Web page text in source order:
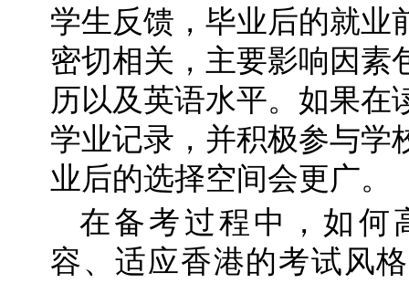
学生反馈，毕业后的就业
密切相关，主要影响因素
历以及英语水平。如果在
学业记录，并积极参与学
业后的选择空间会更广。
在备考过程中，如何
容、适应香港的考试风